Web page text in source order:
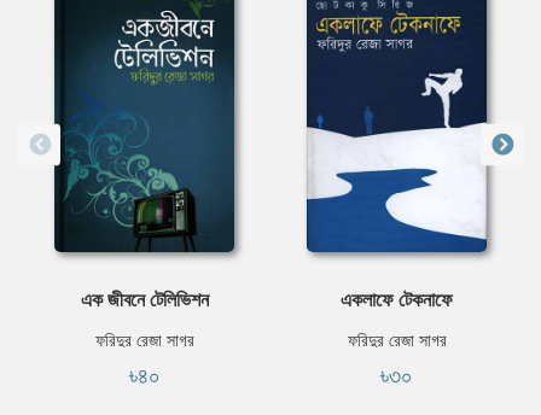
এক জীবনে টেলিভিশন
ফরিদুর রেজা সাগর
৳৪০
একলাফে টেকনাফে
ফরিদুর রেজা সাগর
৳৩০